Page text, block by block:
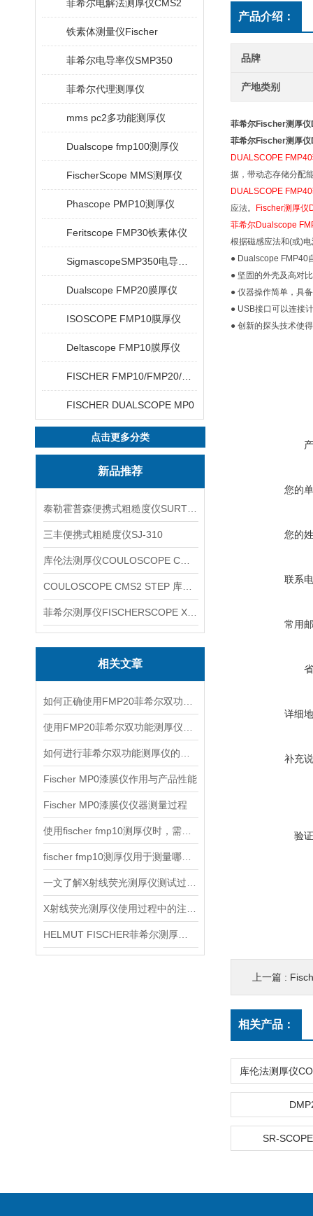
菲希尔电解法测厚仪CMS2
铁素体测量仪Fischer
菲希尔电导率仪SMP350
菲希尔代理测厚仪
mms pc2多功能测厚仪
Dualscope fmp100测厚仪
FischerScope MMS测厚仪
Phascope PMP10测厚仪
Feritscope FMP30铁素体仪
Dualscope FMP20膜厚仪
ISOSCOPE FMP10膜厚仪
Deltascope FMP10膜厚仪
FISCHER DUALSCOPE MP0
点击更多分类
新品推荐
三丰便携式粗糙度仪SJ-310
相关文章
Fischer MP0漆膜仪作用与产品性能
Fischer MP0漆膜仪仪器测量过程
产品介绍：
品牌
产地类别
菲希尔Fischer测厚
菲希尔Fischer测厚
DUALSCOPE
据，带动态存储分配
DUALSCOPE
应法。
Fischer测厚仪
菲希尔Dualscope
根据磁感应法和(或)
● Dualscope FMP40
● 坚固的外壳及高对
● 仪器操作简单，具
● USB接口可以连接
● 创新的探头技术使
您的
您的
联系
常用
详细
补充
验
上一篇 :
相关产品：
SR-